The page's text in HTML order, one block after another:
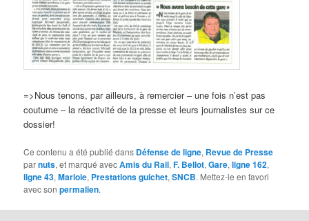
=>Nous tenons, par ailleurs, à remercier – une fois n’est pas
coutume – la réactivité de la presse et leurs journalistes sur ce
dossier!
Ce contenu a été publié dans Défense de ligne, Revue de Presse
parnuts, et marqué avecAmis du Rail,F. Bellot,Gare,ligne 162,
ligne 43,Marloie, Prestations guichet,SNCB. Mettez-le en favori
avec sonpermalien.